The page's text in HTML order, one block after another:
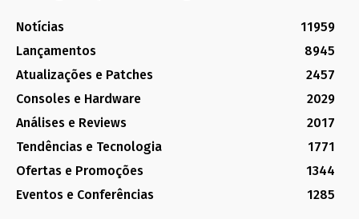
Notícias
11959
Lançamentos
8945
Atualizações e Patches
2457
Consoles e Hardware
2029
Análises e Reviews
2017
Tendências e Tecnologia
1771
Ofertas e Promoções
1344
Eventos e Conferências
1285